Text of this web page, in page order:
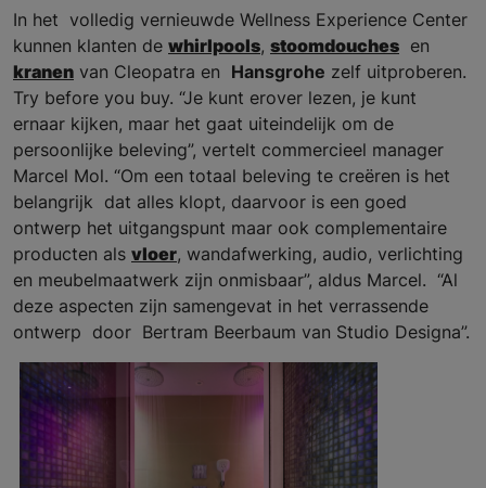
In het volledig vernieuwde Wellness Experience Center
kunnen klanten de whirlpools, stoomdouches en
kranen van Cleopatra en Hansgrohe zelf uitproberen.
Try before you buy. “Je kunt erover lezen, je kunt
ernaar kijken, maar het gaat uiteindelijk om de
persoonlijke beleving”, vertelt commercieel manager
Marcel Mol. “Om een totaal beleving te creëren is het
belangrijk dat alles klopt, daarvoor is een goed
ontwerp het uitgangspunt maar ook complementaire
producten als vloer, wandafwerking, audio, verlichting
en meubelmaatwerk zijn onmisbaar”, aldus Marcel. “Al
deze aspecten zijn samengevat in het verrassende
ontwerp door Bertram Beerbaum van Studio Designa”.